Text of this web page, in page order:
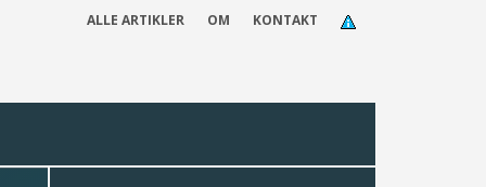
ALLE ARTIKLER OM KONTAKT